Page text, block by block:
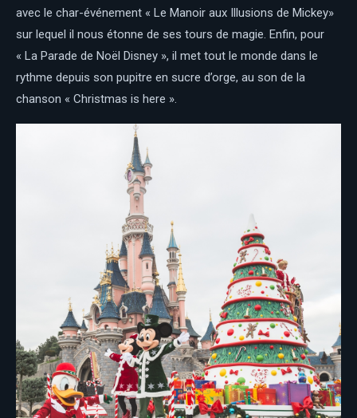
avec le char-événement « Le Manoir aux Illusions de Mickey»
sur lequel il nous étonne de ses tours de magie. Enfin, pour
« La Parade de Noël Disney », il met tout le monde dans le
rythme depuis son pupitre en sucre d’orge, au son de la
chanson « Christmas is here ».